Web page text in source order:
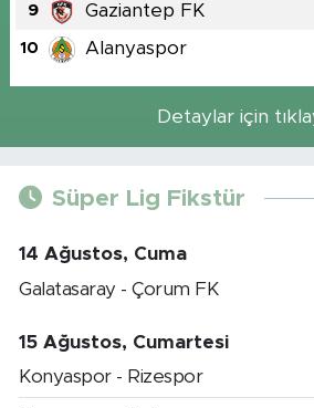
9 Gaziantep FK
10 Alanyaspor
Detaylar için
Süper Lig Fikstür
14 Ağustos, Cuma
Galatasaray - Çorum FK
15 Ağustos, Cumartesi
Konyaspor - Rizespor